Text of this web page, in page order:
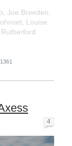
Joe Breeden
Louise
1361
4